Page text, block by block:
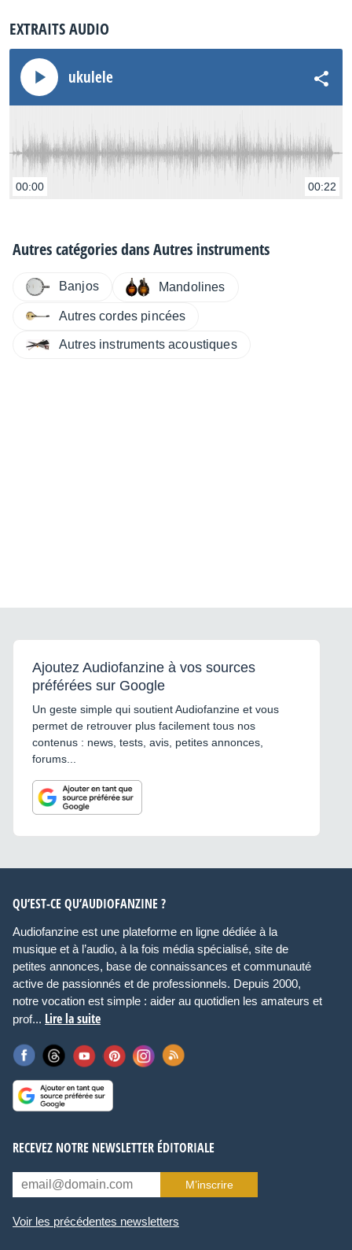
EXTRAITS AUDIO
ukulele
00:00 00:22
Autres catégories dansAutres instruments
Banjos Mandolines
Autres cordes pincées
Autres instruments acoustiques
Ajoutez Audiofanzine à vos sources
préférées sur Google
Un geste simple qui soutient Audiofanzine et vous
permet de retrouver plus facilement tous nos
contenus : news, tests, avis, petites annonces,
forums...
QU’EST-CE QU’AUDIOFANZINE ?
Audiofanzine est une plateforme en ligne dédiée à la
musique et à l’audio, à la fois média spécialisé, site de
petites annonces, base de connaissances et communauté
active de passionnés et de professionnels. Depuis 2000,
notre vocation est simple : aider au quotidien les amateurs et
prof... Lire la suite
RECEVEZ NOTRE NEWSLETTER ÉDITORIALE
M’inscrire
Voir les précédentes newsletters